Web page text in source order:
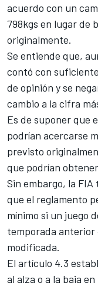
acuerdo con un
798kgs en lugar de
originalmente.
Se entiende que,
contó con
de opinión y se
cambio a la cifra
Es de suponer que
podrían acercarse
previsto
que podrían
Sin embargo, la
que el reglamento
mínimo si un juego
temporada
modificada.
El artículo 4.3
al alza o a la baja